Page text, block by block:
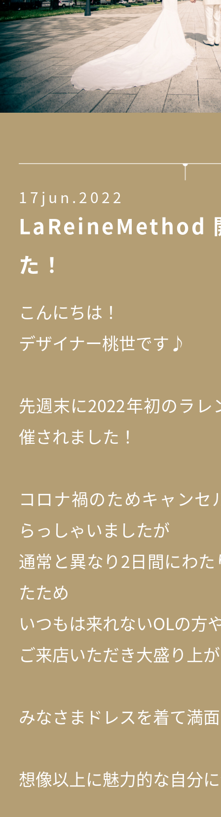
17jun.2022
た！
こんにちは！
デザイナー桃世です♪
先週末に2022年初のラ
催されました！
コロナ禍のためキャンセ
らっしゃいましたが
通常と異なり2日間にわ
たため
いつもは来れないOLの方
ご来店いただき大盛り上
みなさまドレスを着て
想像以上に魅力的な自分